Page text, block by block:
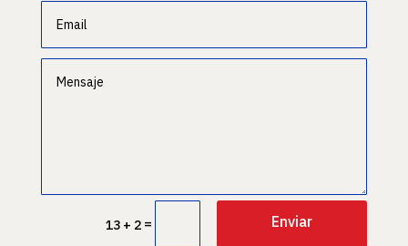
13 + 2 = Enviar